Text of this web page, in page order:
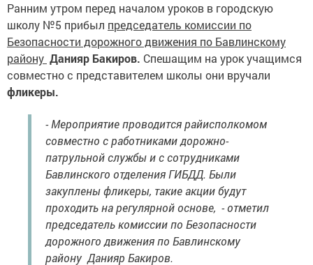
Ранним утром перед началом уроков в городскую
школу №5 прибыл председатель комиссии по
Безопасности дорожного движения по Бавлинскому
району Данияр Бакиров. Спешащим на урок учащимся
совместно с представителем школы они вручали
фликеры.
- Мероприятие проводится райисполкомом
совместно с работниками дорожно-
патрульной службы и с сотрудниками
Бавлинского отделения ГИБДД. Были
закуплены фликеры, такие акции будут
проходить на регулярной основе, - отметил
председатель комиссии по Безопасности
дорожного движения по Бавлинскому
району Данияр Бакиров.